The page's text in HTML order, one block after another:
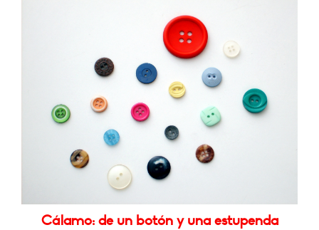
Cálamo: de un botón y una estupenda